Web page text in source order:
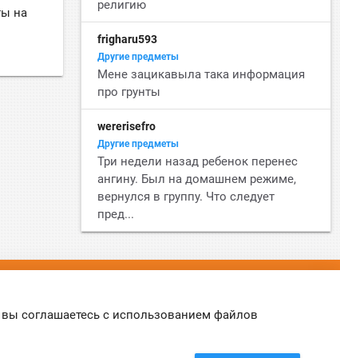
на
религию
frigharu593
Другие предметы
Мене зацикавыла така информация
про грунты
wererisefro
Другие предметы
Три недели назад ребенок перенес
ангину. Был на домашнем режиме,
вернулся в группу. Что следует
пред...
сайт использует cookies
. Вы можете указать условия
соглашаетесь с использованием файлов